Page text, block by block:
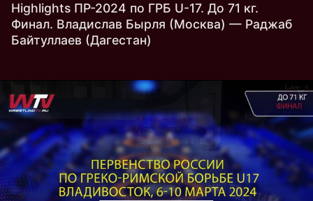
Highlights ПР-2024 по ГРБ U-17. До 71 кг.
Финал. Владислав Бырля (Москва) — Раджаб
Байтуллаев (Дагестан)